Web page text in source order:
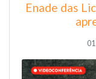
Enade das